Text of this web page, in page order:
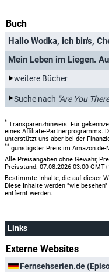
Buch
weitere Bücher
Suche nach "Are You
* Transparenzhinweis: Für
eines Affiliate-Partnerprogramms.
unterstützt uns aber bei der
** günstigster Preis im Amazon.de-
Alle Preisangaben ohne Gewähr,
Preisstand: 07.08.2026 03:00
Bestimmte Inhalte, die auf dieser
Diese Inhalte werden "wie
entfernt werden.
Links
Externe Websites
Fernsehserien.de